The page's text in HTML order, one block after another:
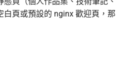
頁或預設的 nginx 歡迎頁，那